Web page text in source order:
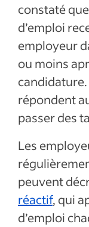
constaté
d’emploi
employeur
ou moins
répondent
passer des
Les
peuvent
réactif, qui
d’emploi